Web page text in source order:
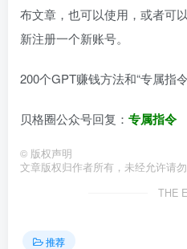
布文章，也可以使用，或者可
新注册一个新账号。
200个GPT赚钱方法和“专属指
贝格圈公众号回复： 专属指令
© 版权声明
文章版权归作者所有，未经允许请勿
THE
推荐